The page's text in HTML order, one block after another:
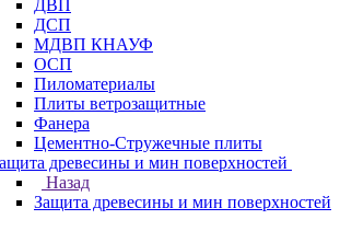
ДВП
ДСП
МДВП КНАУФ
ОСП
Пиломатериалы
Плиты ветрозащитные
Фанера
Цементно-Стружечные плиты
древесины и мин поверхностей
Назад
Защита древесины и мин поверхностей